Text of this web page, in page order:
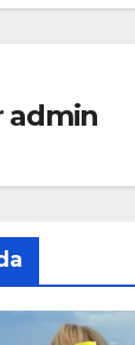
admin